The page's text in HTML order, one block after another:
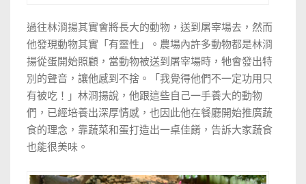
過往林浻揚其實會將長大的動物，送到屠宰場去，然而
他發現動物其實「有靈性」。農場內許多動物都是林浻
揚從蛋開始照顧，當動物被送到屠宰場時，牠會發出特
別的聲音，讓他感到不捨。「我覺得他們不一定功用只
有被吃！ 」 林浻揚說，他跟這些自己一手養大的動物
們，已經培養出深厚情感，也因此他在餐廳開始推廣蔬
食的理念，靠蔬菜和蛋打造出一桌佳餚，告訴大家蔬食
也能很美味。